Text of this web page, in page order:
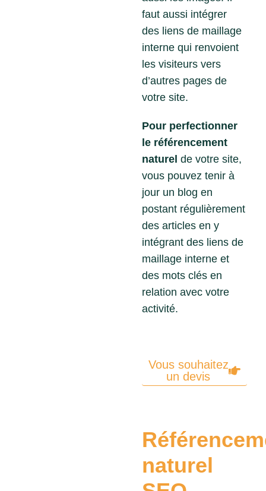
faut aussi intégrer
des liens de maillage
interne qui renvoient
les visiteurs vers
d’autres pages de
votre site.
Pour perfectionner
le référencement
naturel de votre site,
vous pouvez tenir à
jour un blog en
postant régulièrement
des articles en y
intégrant des liens de
maillage interne et
des mots clés en
relation avec votre
activité.
Vous souhaitez
un devis
naturel